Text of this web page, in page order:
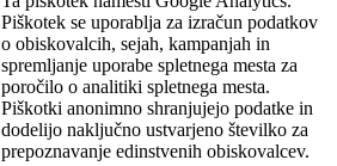
Piškotek se uporablja za izračun podatkov
o obiskovalcih, sejah, kampanjah in
spremljanje uporabe spletnega mesta za
poročilo o analitiki spletnega mesta.
Piškotki anonimno shranjujejo podatke in
dodelijo naključno ustvarjeno številko za
prepoznavanje edinstvenih obiskovalcev.